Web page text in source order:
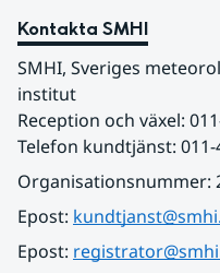
Kontakta SMHI
SMHI, Sveriges
institut
Reception och växel:
Telefon kundtjänst: 011-
Organisationsnummer:
Epost:
Epost: